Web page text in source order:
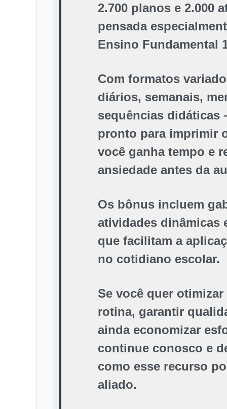
2.700 planos e 2.000
pensada
Ensino Fundamental
Com formatos
diários, semanais,
sequências didáticas
pronto para imprimir
você ganha tempo e
ansiedade antes da
Os bônus incluem
atividades dinâmicas
que facilitam a
no cotidiano escolar.
Se você quer otimizar
rotina, garantir
ainda economizar
continue conosco e
como esse recurso
aliado.